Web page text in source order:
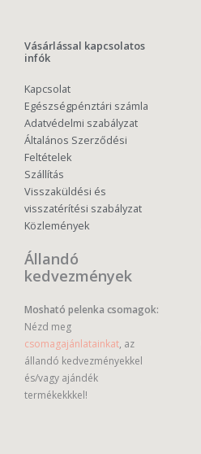
Vásárlással kapcsolatos
infók
Kapcsolat
Egészségpénztári számla
Adatvédelmi szabályzat
Általános Szerződési
Feltételek
Szállítás
Visszaküldési és
visszatérítési szabályzat
Közlemények
Állandó
kedvezmények
Mosható pelenka csomagok:
Nézd meg
csomagajánlatainkat, az
állandó kedvezményekkel
és/vagy ajándék
termékekkkel!